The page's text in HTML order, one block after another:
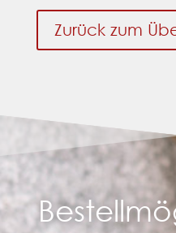
Zurück zum